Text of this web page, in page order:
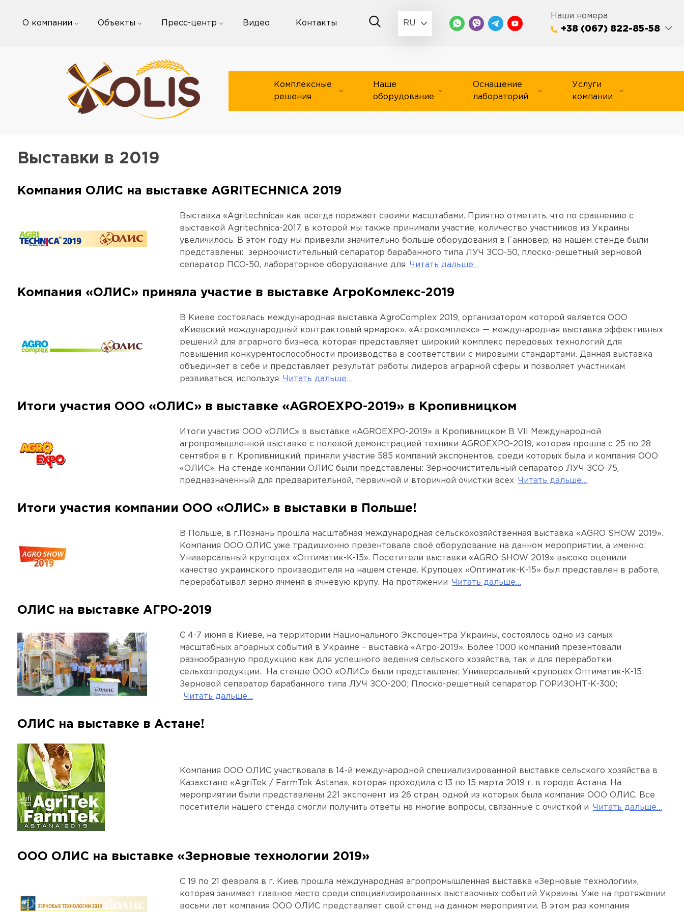
О компании Объекты Пресс-центр Видео Контакты RU
Наши номера
+38 (067) 822-85-58
Комплексные
решения
Наше
оборудование
Оснащение
лабораторий
Услуги
компании
Выставки в 2019
Компания ОЛИС на выставке AGRITECHNICA 2019
Выставка «Agritechnica» как всегда поражает своими масштабами. Приятно отметить, что по сравнению с
выставкой Agritechnica-2017, в которой мы также принимали участие, количество участников из Украины
увеличилось. В этом году мы привезли значительно больше оборудования в Ганновер, на нашем стенде были
представлены: зерноочистительный сепаратор барабанного типа ЛУЧ ЗСО-50, плоско-решетный зерновой
сепаратор ПСО-50, лабораторное оборудование для Читать дальше…
Компания «ОЛИС» приняла участие в выставке АгроКомлекс-2019
В Киеве состоялась международная выставка AgroComplex 2019, организатором которой является ООО
«Киевский международный контрактовый ярмарок». «Агрокомплекс» — международная выставка эффективных
решений для аграрного бизнеса, которая представляет широкий комплекс передовых технологий для
повышения конкурентоспособности производства в соответствии с мировыми стандартами. Данная выставка
объединяет в себе и представляет результат работы лидеров аграрной сферы и позволяет участникам
развиваться, используя Читать дальше…
Итоги участия ООО «ОЛИС» в выставке «AGROEXPO-2019» в Кропивницком
Итоги участия ООО «ОЛИС» в выставке «AGROEXPO-2019» в Кропивницком В VII Международной
агропромышленной выставке с полевой демонстрацией техники AGROEXPO-2019, которая прошла с 25 по 28
сентября в г. Кропивницкий, приняли участие 585 компаний экспонентов, среди которых была и компания ООО
«ОЛИС». На стенде компании ОЛИС были представлены: Зерноочистительный сепаратор ЛУЧ ЗСО-75,
предназначенный для предварительной, первичной и вторичной очистки всех Читать дальше…
Итоги участия компании ООО «ОЛИС» в выставки в Польше!
В Польше, в г.Познань прошла масштабная международная сельскохозяйственная выставка «AGRO SHOW 2019».
Компания ООО ОЛИС уже традиционно презентовала своё оборудование на данном мероприятии, а именно:
Универсальный крупоцех «Оптиматик-К-15». Посетители выставки «AGRO SHOW 2019» высоко оценили
качество украинского производителя на нашем стенде. Крупоцех «Оптиматик-К-15» был представлен в работе,
перерабатывал зерно ячменя в ячневую крупу. На протяжении Читать дальше…
ОЛИС на выставке АГРО-2019
С 4-7 июня в Киеве, на территории Национального Экспоцентра Украины, состоялось одно из самых
масштабных аграрных событий в Украине – выставка «Агро-2019». Более 1000 компаний презентовали
разнообразную продукцию как для успешного ведения сельского хозяйства, так и для переработки
сельхозпродукции. На стенде ООО «ОЛИС» были представлены: Универсальный крупоцех Оптиматик-К-15;
Зерновой сепаратор барабанного типа ЛУЧ ЗСО-200; Плоско-решетный сепаратор ГОРИЗОНТ-К-300;
Читать дальше…
ОЛИС на выставке в Астане!
Компания ООО ОЛИС участвовала в 14-й международной специализированной выставке сельского хозяйства в
Казахстане «AgriTek / FarmTek Astana», которая проходила с 13 по 15 марта 2019 г. в городе Астана. На
мероприятии были представлены 221 экспонент из 26 стран, одной из которых была компания ООО ОЛИС. Все
посетители нашего стенда смогли получить ответы на многие вопросы, связанные с очисткой и Читать дальше…
ООО ОЛИС на выставке «Зерновые технологии 2019»
С 19 по 21 февраля в г. Киев прошла международная агропромышленная выставка «Зерновые технологии»,
которая занимает главное место среди специализированных выставочных событий Украины. Уже на протяжении
восьми лет компания ООО ОЛИС представляет свой стенд на данном мероприятии. В этом раз компания